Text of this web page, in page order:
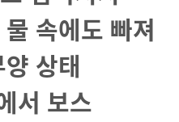
물 속에도 빠져
상태
서 보스